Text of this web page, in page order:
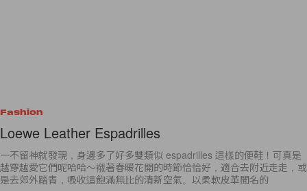
Fashion
Loewe Leather Espadrilles
一不留神就發現，身邊多了好多雙類似 espadrilles 這樣的便鞋！可真是
越穿越愛它們呢哈哈～襯著春暖花開的時節恰恰好，適合去附近走走，或
是去郊外踏青，吸收這飽滿無比的清新空氣。以柔軟皮革聞名的